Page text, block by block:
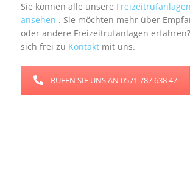
Sie können alle unsere
ansehen . Sie möchten mehr über
oder andere Freizeitrufanlagen
sich frei zu Kontaktmit uns.
RUFEN SIE UNS AN 0571 787 638 47